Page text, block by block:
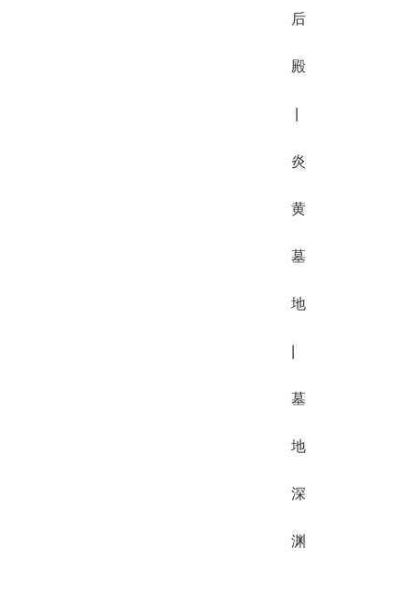
后
殿
炎
黄
墓
地
墓
地
深
渊